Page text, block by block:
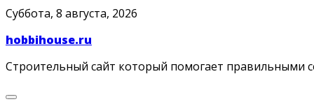
Skip
content
Суббота, 8 августа, 2026
hobbihouse.ru
Строительный сайт который помогает правильными